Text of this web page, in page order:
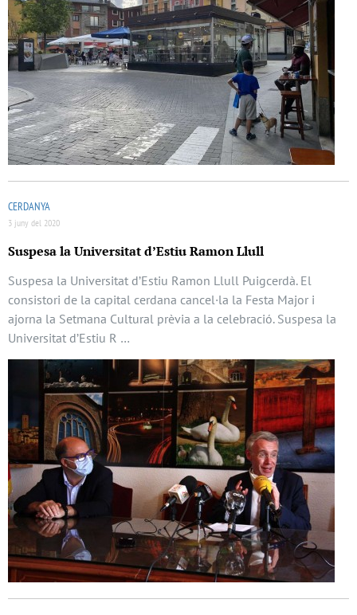
CERDANYA
3 juny del 2020
Suspesa la Universitat d’Estiu Ramon Llull
Suspesa la Universitat d’Estiu Ramon Llull Puigcerdà. El
consistori de la capital cerdana cancel·la la Festa Major i
ajorna la Setmana Cultural prèvia a la celebració. Suspesa la
Universitat d’Estiu R …